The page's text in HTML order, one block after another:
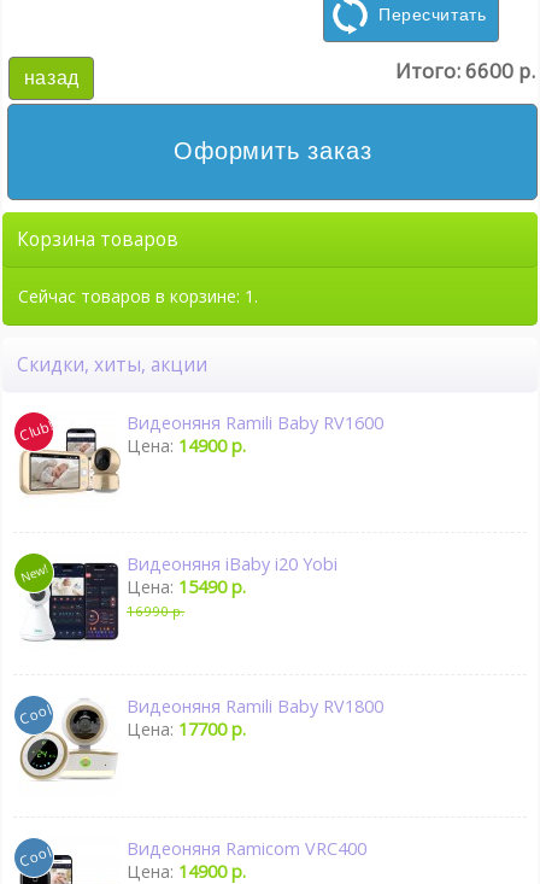
Пересчитать
назад Итого:6600 р.
Оформить заказ
Корзина товаров
Сейчас товаров в корзине: 1.
Скидки, хиты, акции
Видеоняня Ramili Baby RV1600
Цена: 14900 р.
Видеоняня iBaby i20 Yobi
Цена: 15490 р.
16990 р.
Видеоняня Ramili Baby RV1800
Цена: 17700 р.
Видеоняня Ramicom VRC400
Цена: 14900 р.